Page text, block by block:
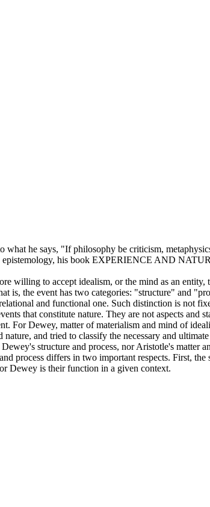
he says, "If philosophy be criticism,
his book EXPERIENCE AND
willing to accept idealism, or the mind as an
is, the event has two categories: "structure" and
and functional one. Such distinction is not
that constitute nature. They are not aspects and
For Dewey, matter of materialism and mind of
and tried to classify the necessary and
structure and process, nor Aristotle's matter
process differs in two important respects. First,
Dewey is their function in a given context.